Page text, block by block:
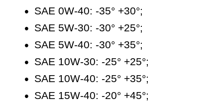
SAE 0W-40: -35° +30°;
SAE 5W-30: -30° +25°;
SAE 5W-40: -30° +35°;
SAE 10W-30: -25° +25°;
SAE 10W-40: -25° +35°;
SAE 15W-40: -20° +45°;